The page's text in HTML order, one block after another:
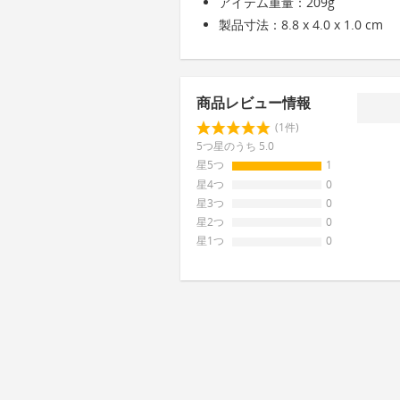
製品寸法：8.8 x 4.0 x 1.0 cm
商品レビュー情報
(1件)
5つ星のうち 5.0
星5つ
1
星4つ
0
星3つ
0
星2つ
0
星1つ
0